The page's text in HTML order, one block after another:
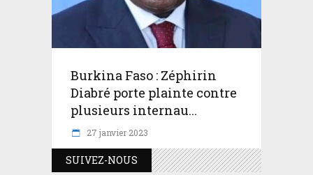
Burkina Faso : Zéphirin
Diabré porte plainte contre
plusieurs internau...
27 janvier 2023
SUIVEZ-NOUS